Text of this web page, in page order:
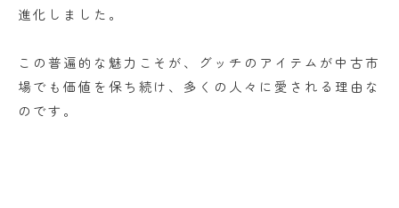
進化しました。
この普遍的な魅力こそが、グッチのアイテムが中古市
場でも価値を保ち続け、多くの人々に愛される理由な
のです。